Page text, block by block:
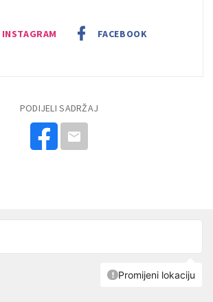
INSTAGRAM FACEBOOK
PODIJELI SADRŽAJ